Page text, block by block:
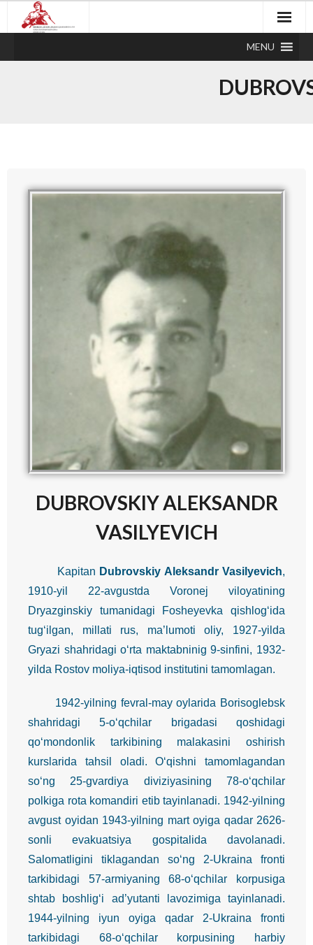
MENU
DUBROVSKIY ALEKSANDR
VASILYEVICH
Kapitan Dubrovskiy Aleksandr Vasilyevich,
1910-yil 22-avgustda Voronej viloyatining
Dryazginskiy tumanidagi Fosheyevka qishlog‘ida
tug‘ilgan, millati rus, ma’lumoti oliy, 1927-yilda
Gryazi shahridagi o‘rta maktabninig 9-sinfini, 1932-
yilda Rostov moliya-iqtisod institutini tamomlagan.
1942-yilning fevral-may oylarida Borisoglebsk
shahridagi 5-o‘qchilar brigadasi qoshidagi
qo‘mondonlik tarkibining malakasini oshirish
kurslarida tahsil oladi. O‘qishni tamomlagandan
so‘ng 25-gvardiya diviziyasining 78-o‘qchilar
polkiga rota komandiri etib tayinlanadi. 1942-yilning
avgust oyidan 1943-yilning mart oyiga qadar 2626-
sonli evakuatsiya gospitalida davolanadi.
Salomatligini tiklagandan so‘ng 2-Ukraina fronti
tarkibidagi 57-armiyaning 68-o‘qchilar korpusiga
shtab boshlig‘i ad’yutanti lavozimiga tayinlanadi.
1944-yilning iyun oyiga qadar 2-Ukraina fronti
tarkibidagi 68-o‘qchilar korpusining harbiy